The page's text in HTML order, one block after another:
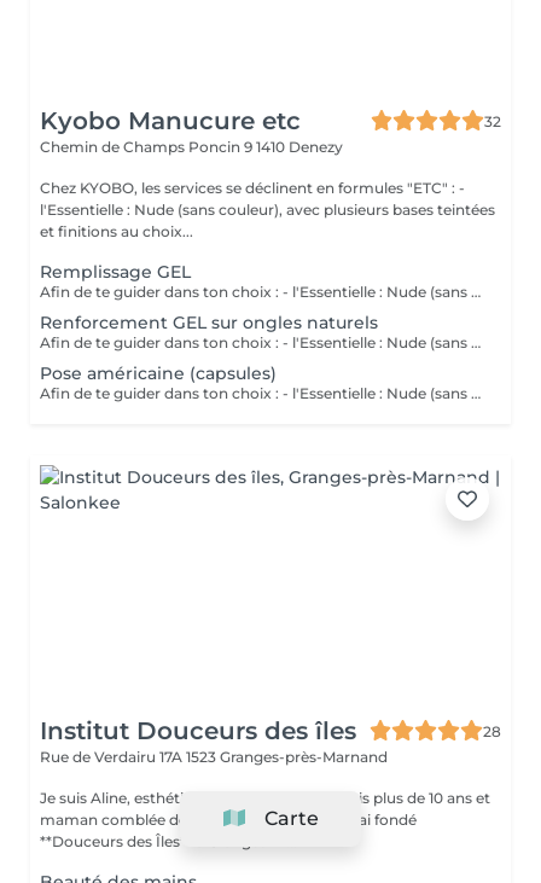
Kyobo Manucure etc
32
Chemin de Champs Poncin 9 1410 Denezy
Chez KYOBO, les services se déclinent en formules "ETC" : -
l'Essentielle : Nude (sans couleur), avec plusieurs bases teintées
et finitions au choix...
Remplissage GEL
Afin de te guider dans ton choix : - l'Essentielle : Nude (sans couleur), avec plusieurs bases teintées et finitions au choix. - la Tendance : Avec couleur (en plein, french ou mixte) et nailart simple sur maximum 2 ongles par main. - la Créative : On multiplie les couleurs, les effets, les décos et/ou on complexifie le nailart. Les prix indiqués des formules "ETC" sont pour des ongles courts à moyens. En fonction de la longueur des ongles ou de la complexité du travail demandé, un supplément pourra être facturé (sera discuté AVANT la prestation).
Renforcement GEL sur ongles naturels
Afin de te guider dans ton choix : - l'Essentielle : Nude (sans couleur), avec plusieurs bases teintées et finitions au choix. - La Tendance : Avec couleur (en plein, french ou mixte) et nailart simple sur maximum 2 ongles par main. - la Créative : On multiplie les couleurs, les effets, les décos et/ou on complexifie le nailart. Les prix indiqués des formules "ETC" sont pour des ongles courts à moyens. En fonction de la longueur des ongles ou de la complexité du travail demandé, un supplément pourra être facturé (sera discuté AVANT la prestation).
Pose américaine (capsules)
Afin de te guider dans ton choix : - l'Essentielle : Nude (sans couleur), avec plusieurs bases teintées et finitions au choix. - la Tendance : Avec couleur (en plein, french ou mixte) et nailart simple sur maximum 2 ongles par main. - la Créative : On multiplie les couleurs, les effets, les décos et/ou on complexifie le nailart. Les prix indiqués des formules "ETC" sont pour des ongles courts à moyens. En fonction de la longueur des ongles ou de la complexité du travail demandé, un supplément pourra être facturé (sera discuté AVANT la prestation).
Institut Douceurs des îles
28
Rue de Verdairu 17A 1523 Granges-près-Marnand
Je suis Aline, esthéticienne passionnée depuis plus de 10 ans et
maman comblée de trois enfants. En 2014, j'ai fondé
**Douceurs des Îles** à Granges-M...
Carte